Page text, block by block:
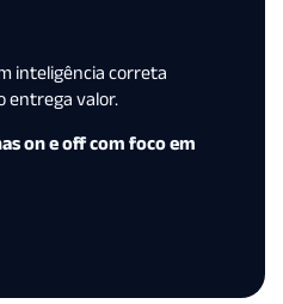
inteligência correta
entrega valor.
on e off com foco em